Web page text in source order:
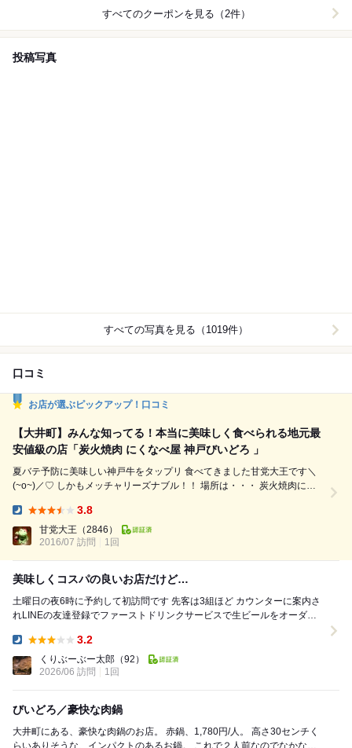
すべてのクーポンを見る（2件）
投稿写真
すべての写真を見る（1019件）
口コミ
お店が選ぶピックアップ！口コミ
【大井町】みんな知ってる！本当に美味しく食べられる地元最
安値級の店「炭火焼肉 にくなべ屋 神戸びいどろ 」
夏バテ予防に美味しい神戸牛をタップリ 食べてきました甘党大王です＼
(~o~)／♡ しかもメッチャリーズナブル！！ 場所は・・・ 炭火焼肉にく
前だわ( *´艸｀) 私たちが訪問した時も アッという間に御近所さんぽい
方々で満席の 大人気店なのｗ ほぼオープンの時間に行ったのだけど 4月
に開店し...
3.8
甘党大王 （2846）
2016/07 訪問
1回
美味しくコスパの良いお店だけど…
土曜日の夜6時に予約して初訪問です 先客は3組ほど カウンターに案内さ
れLINEの友達登録でファーストドリンクサービスで生ビールをオーダー
3.2
くりぶーぶー太郎 （92）
2026/06 訪問
1回
びいどろ／豪快な肉鍋
大井町にある、豪快な肉鍋のお店。 赤鍋、1,780円/人。 高さ30センチく
らいありそうな、インパクトのあるお鍋。 これで２人前なのでなかなか